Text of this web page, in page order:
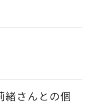
緒さんとの個